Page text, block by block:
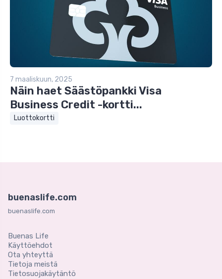
7 maaliskuun, 2025
Näin haet Säästöpankki Visa
Business Credit -kortti...
Luottokortti
buenaslife.com
buenaslife.com
Buenas Life
Käyttöehdot
Ota yhteyttä
Tietoja meistä
Tietosuojakäytäntö